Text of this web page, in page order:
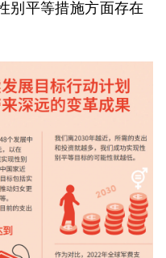
别平等措施方面存在